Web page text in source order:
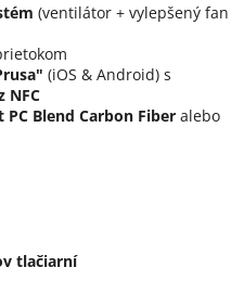
(ventilátor + vylepšený fan
(iOS & Android) s
NFC
PC Blend Carbon Fiber alebo
tlačiarní